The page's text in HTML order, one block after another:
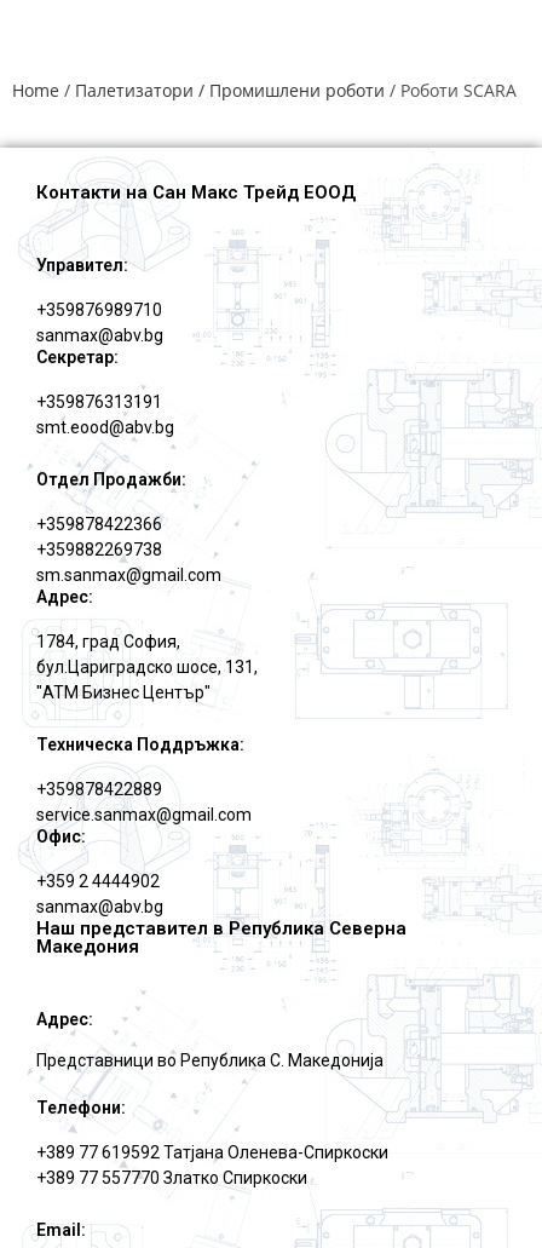
Home / Палетизатори / Промишлени роботи / Роботи SCARA
Контакти на Сан Макс Трейд ЕООД
Управител:
+359876989710
sanmax@abv.bg
Секретар:
+359876313191
smt.eood@abv.bg
Отдел Продажби:
+359878422366
+359882269738
sm.sanmax@gmail.com
Адрес:
1784, град София,
бул.Цариградско шосе, 131,
"АТМ Бизнес Център"
Техническа Поддръжка:
+359878422889
service.sanmax@gmail.com
Офис:
+359 2 4444902
sanmax@abv.bg
Наш представител в Република Северна
Македония
Адрес:
Представници во Република С. Македониjа
Телефони:
+389 77 619592 Татjана Оленева-Спиркоски
+389 77 557770 Златко Спиркоски
Email: